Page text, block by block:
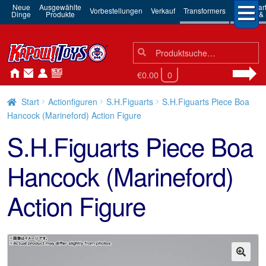
Neue
Dinge
Ausgewählte
Produkte Vorbestellungen Verkauf Transformers 3rd
Robots
Suchen
nach:
Suche
€0.00 0
Start Actionfiguren S.H.Figuarts
S.H.Figuarts Piece Boa
Hancock (Marineford) Action Figure
S.H.Figuarts Piece Boa
Hancock (Marineford)
Action Figure